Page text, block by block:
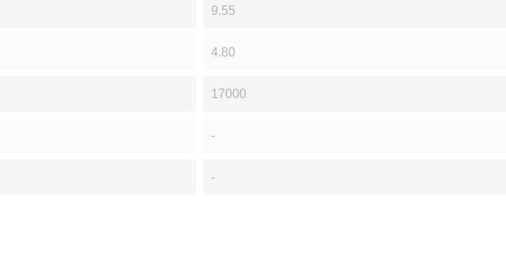
9.55
4.80
17000
-
-